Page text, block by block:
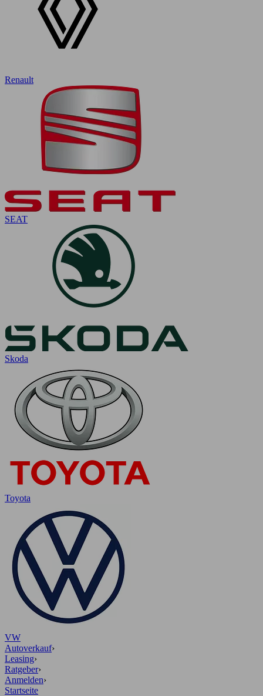
Renault
SEAT
Skoda
Toyota
VW
Autoverkauf›
Leasing›
Ratgeber›
Anmelden›
Startseite